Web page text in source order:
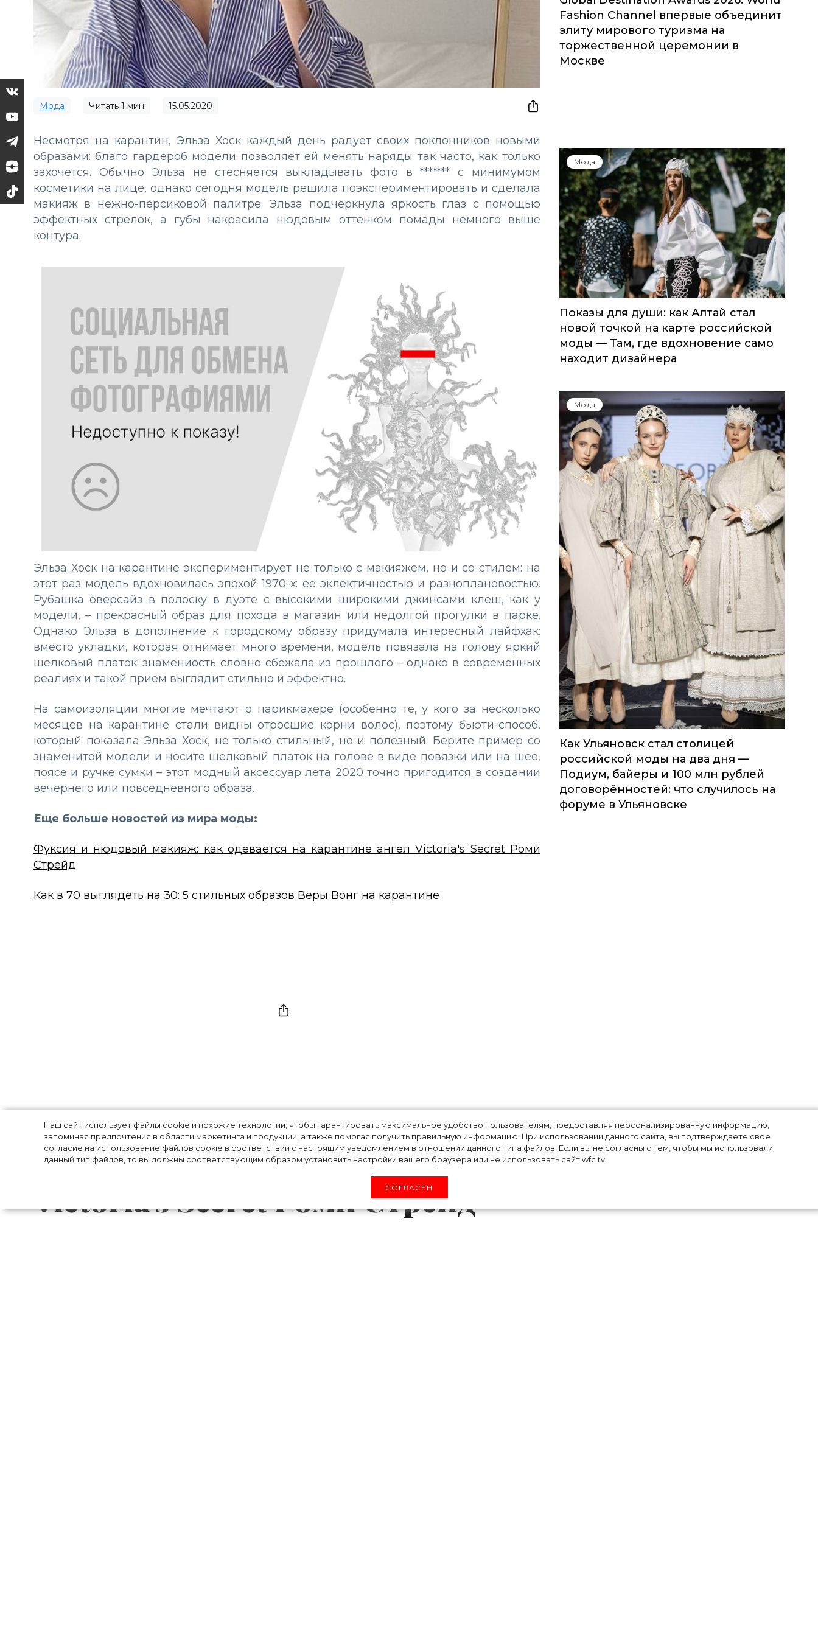
Наш сайт использует файлы cookie и похожие технологии, чтобы гарантировать максимальное удобство пользователям, предоставляя персонализированную информацию,
запоминая предпочтения в области маркетинга и продукции, а также помогая получить правильную информацию. При использовании данного сайта, вы подтверждаете свое
согласие на использование файлов cookie в соответствии с настоящим уведомлением в отношении данного типа файлов. Если вы не согласны с тем, чтобы мы использовали
данный тип файлов, то вы должны соответствующим образом установить настройки вашего браузера или не использовать сайт wfc.tv
СОГЛАСЕН
Мода Читать 1 мин 15.05.2020
Несмотря на карантин, Эльза Хоск каждый день радует своих поклонников новыми
образами: благо гардероб модели позволяет ей менять наряды так часто, как только
захочется. Обычно Эльза не стесняется выкладывать фото в ******* с минимумом
косметики на лице, однако сегодня модель решила поэкспериментировать и сделала
макияж в нежно-персиковой палитре: Эльза подчеркнула яркость глаз с помощью
эффектных стрелок, а губы накрасила нюдовым оттенком помады немного выше
контура.
Эльза Хоск на карантине экспериментирует не только с макияжем, но и со стилем: на
этот раз модель вдохновилась эпохой 1970-х: ее эклектичностью и разноплановостью.
Рубашка оверсайз в полоску в дуэте с высокими широкими джинсами клеш, как у
модели, – прекрасный образ для похода в магазин или недолгой прогулки в парке.
Однако Эльза в дополнение к городскому образу придумала интересный лайфхак:
вместо укладки, которая отнимает много времени, модель повязала на голову яркий
шелковый платок: знамениость словно сбежала из прошлого – однако в современных
реалиях и такой прием выглядит стильно и эффектно.
На самоизоляции многие мечтают о парикмахере (особенно те, у кого за несколько
месяцев на карантине стали видны отросшие корни волос), поэтому бьюти-способ,
который показала Эльза Хоск, не только стильный, но и полезный. Берите пример со
знаменитой модели и носите шелковый платок на голове в виде повязки или на шее,
поясе и ручке сумки – этот модный аксессуар лета 2020 точно пригодится в создании
вечернего или повседневного образа.
Еще больше новостей из мира моды:
Фуксия и нюдовый макияж: как одевается на карантине ангел Victoria's Secret Роми
Стрейд
Как в 70 выглядеть на 30: 5 стильных образов Веры Вонг на карантине
Fashion Channel впервые объединит
элиту мирового туризма на
торжественной церемонии в
Москве
Мода
Показы для души: как Алтай стал
новой точкой на карте российской
моды — Там, где вдохновение само
находит дизайнера
Мода
Как Ульяновск стал столицей
российской моды на два дня —
Подиум, байеры и 100 млн рублей
договорённостей: что случилось на
форуме в Ульяновске
Фуксия и нюдовый макияж: как
одевается на карантине ангел
Victoria's Secret Роми Стрейд